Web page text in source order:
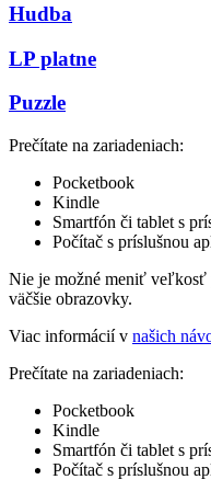
Hudba
LP platne
Puzzle
Prečítate na zariadeniach:
Pocketbook
Kindle
Smartfón či tablet s
Počítač s príslušnou
Nie je možné meniť veľkosť
väčšie obrazovky.
Viac informácií v našich
Prečítate na zariadeniach:
Pocketbook
Kindle
Smartfón či tablet s
Počítač s príslušnou